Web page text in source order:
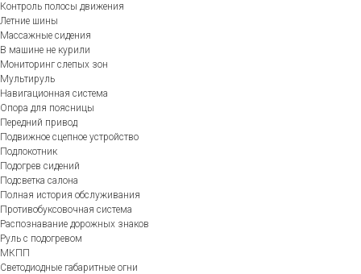
Контроль полосы движения
Летние шины
Массажные сидения
В машине не курили
Мониторинг слепых зон
Мультируль
Навигационная система
Опора для поясницы
Передний привод
Подвижное сцепное устройство
Подлокотник
Подогрев сидений
Подсветка салона
Полная история обслуживания
Противобуксовочная система
Распознавание дорожных знаков
Руль с подогревом
МКПП
Светодиодные габаритные огни